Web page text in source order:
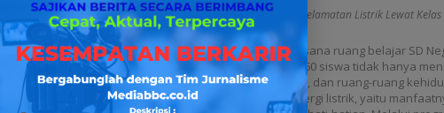
*Srikandi PLN Mengajar,Kenalkan Keselamatan Listrik Lewat
Palembang*
MEDIABBC.co.id, Palembang– Suasana ruang belajar SD
(21/7) terasa berbeda. Sebanyak 60 siswa tidak hanya
yang menyalakan rumah, sekolah, dan ruang-ruang
diajak memahami sisi lain dari energi listrik, yaitu